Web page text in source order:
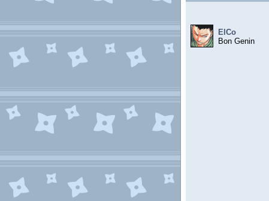
ElCo
Bon Genin